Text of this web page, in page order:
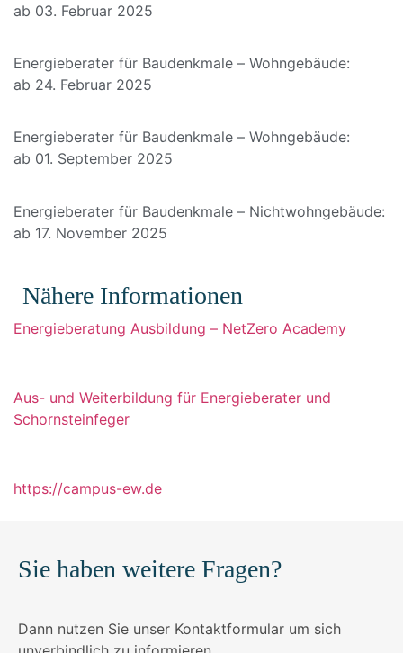
ab 03. Februar 2025
Energieberater für Baudenkmale – Wohngebäude:
ab 24. Februar 2025
Energieberater für Baudenkmale – Wohngebäude:
ab 01. September 2025
Energieberater für Baudenkmale – Nichtwohngebäude:
ab 17. November 2025
Nähere Informationen
Energieberatung Ausbildung – NetZero Academy
Aus- und Weiterbildung für Energieberater und
Schornsteinfeger
https://campus-ew.de
Sie haben weitere Fragen?
Dann nutzen Sie unser Kontaktformular um sich